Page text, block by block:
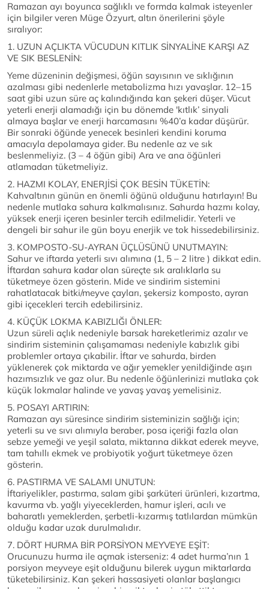
Ramazan ayı boyunca sağlıklı ve formda kalmak isteyenler
için bilgiler veren Müge Özyurt, altın önerilerini şöyle
sıralıyor:
1. UZUN AÇLIKTA VÜCUDUN KITLIK SİNYALİNE KARŞI AZ
VE SIK BESLENİN:
Yeme düzeninin değişmesi, öğün sayısının ve sıklığının
azalması gibi nedenlerle metabolizma hızı yavaşlar. 12–15
saat gibi uzun süre aç kalındığında kan şekeri düşer. Vücut
yeterli enerji alamadığı için bu dönemde 'kıtlık’ sinyali
almaya başlar ve enerji harcamasını %40’a kadar düşürür.
Bir sonraki öğünde yenecek besinleri kendini koruma
amacıyla depolamaya gider. Bu nedenle az ve sık
beslenmeliyiz. (3 – 4 öğün gibi) Ara ve ana öğünleri
atlamadan tüketmeliyiz.
2. HAZMI KOLAY, ENERJİSİ ÇOK BESİN TÜKETİN:
Kahvaltının günün en önemli öğünü olduğunu hatırlayın! Bu
nedenle mutlaka sahura kalkmalısınız. Sahurda hazmı kolay,
yüksek enerji içeren besinler tercih edilmelidir. Yeterli ve
dengeli bir sahur ile gün boyu enerjik ve tok hissedebilirsiniz.
3. KOMPOSTO-SU-AYRAN ÜÇLÜSÜNÜ UNUTMAYIN:
Sahur ve iftarda yeterli sıvı alımına (1, 5 – 2 litre ) dikkat edin.
İftardan sahura kadar olan süreçte sık aralıklarla su
tüketmeye özen gösterin. Mide ve sindirim sistemini
rahatlatacak bitki/meyve çayları, şekersiz komposto, ayran
gibi içecekleri tercih edebilirsiniz.
4. KÜÇÜK LOKMA KABIZLIĞI ÖNLER:
Uzun süreli açlık nedeniyle barsak hareketlerimiz azalır ve
sindirim sisteminin çalışamaması nedeniyle kabızlık gibi
problemler ortaya çıkabilir. İftar ve sahurda, birden
yüklenerek çok miktarda ve ağır yemekler yenildiğinde aşırı
hazımsızlık ve gaz olur. Bu nedenle öğünlerinizi mutlaka çok
küçük lokmalar halinde ve yavaş yavaş yemelisiniz.
5. POSAYI ARTIRIN:
Ramazan ayı süresince sindirim sisteminizin sağlığı için;
yeterli su ve sıvı alımıyla beraber, posa içeriği fazla olan
sebze yemeği ve yeşil salata, miktarına dikkat ederek meyve,
tam tahıllı ekmek ve probiyotik yoğurt tüketmeye özen
gösterin.
6. PASTIRMA VE SALAMI UNUTUN:
İftariyelikler, pastırma, salam gibi şarküteri ürünleri, kızartma,
kavurma vb. yağlı yiyeceklerden, hamur işleri, acılı ve
baharatlı yemeklerden, şerbetli-kızarmış tatlılardan mümkün
olduğu kadar uzak durulmalıdır.
7. DÖRT HURMA BİR PORSİYON MEYVEYE EŞİT:
Orucunuzu hurma ile açmak isterseniz: 4 adet hurma’nın 1
porsiyon meyveye eşit olduğunu bilerek uygun miktarlarda
tüketebilirsiniz. Kan şekeri hassasiyeti olanlar başlangıcı